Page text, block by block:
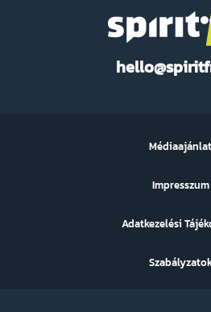
FM
Médiaajánlat
Impresszum
Adatkezelési